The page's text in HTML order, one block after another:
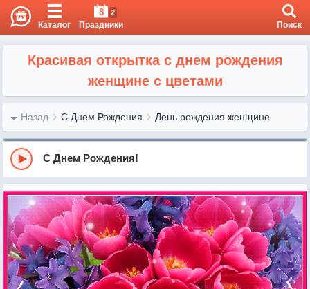
Каталог
8 2
Праздники Поиск
Красивая открытка с днем рождения
женщине с цветами
Назад С Днем Рождения День рождения женщине
С Днем Рождения!